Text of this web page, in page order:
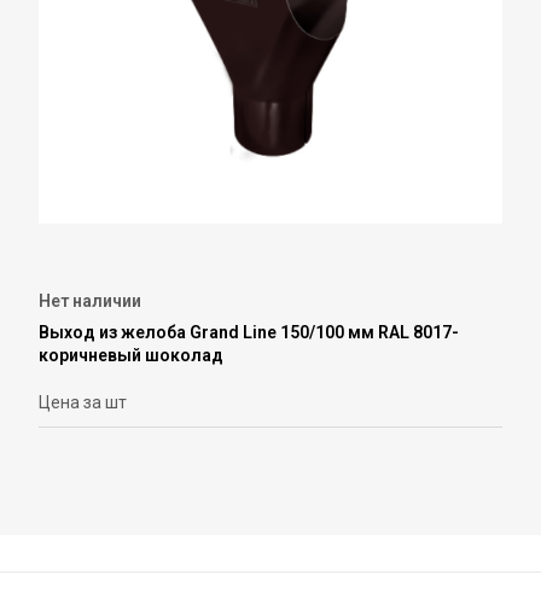
Нет наличии
Выход из желоба Grand Line 150/100 мм RAL 8017-
коричневый шоколад
Цена за шт